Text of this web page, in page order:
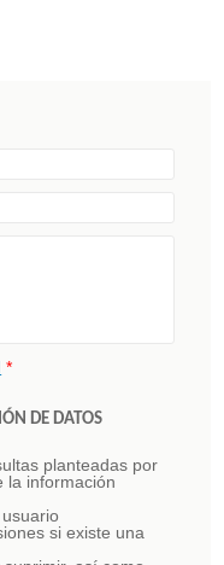
*
DE DATOS
planteadas por
la información
si existe una